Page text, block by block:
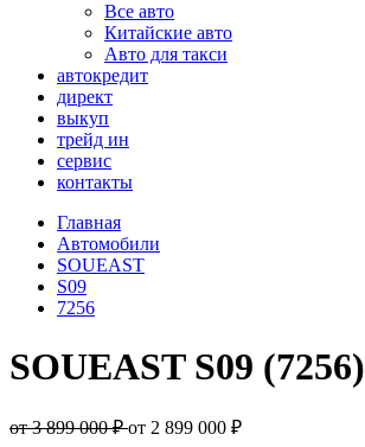
Все авто
Китайские авто
Авто для такси
автокредит
директ
выкуп
трейд ин
сервис
контакты
Главная
Автомобили
SOUEAST
S09
7256
SOUEAST S09 (7256)
от 3 899 000 ₽от 2 899 000 ₽